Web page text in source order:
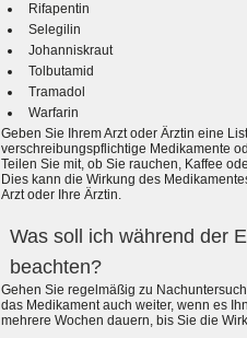
Rifapentin
Selegilin
Johanniskraut
Tolbutamid
Tramadol
Warfarin
Geben Sie Ihrem Arzt oder Ärztin eine
verschreibungspflichtige Medikamente
Teilen Sie mit, ob Sie rauchen, Kaffee
Dies kann die Wirkung des
Arzt oder Ihre Ärztin.
Was soll ich während der
beachten?
Gehen Sie regelmäßig zu
das Medikament auch weiter, wenn es
mehrere Wochen dauern, bis Sie die